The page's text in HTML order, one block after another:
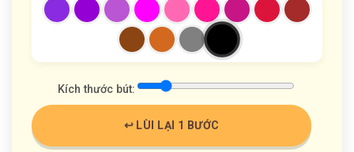
Kích thước bút:
↩️ LÙI LẠI 1 BƯỚC